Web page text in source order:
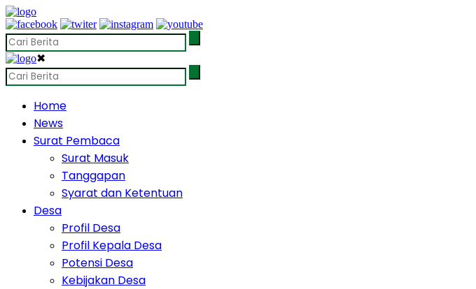
✖
Home
News
Surat Pembaca
Surat Masuk
Tanggapan
Syarat dan Ketentuan
Desa
Profil Desa
Profil Kepala Desa
Potensi Desa
Kebijakan Desa